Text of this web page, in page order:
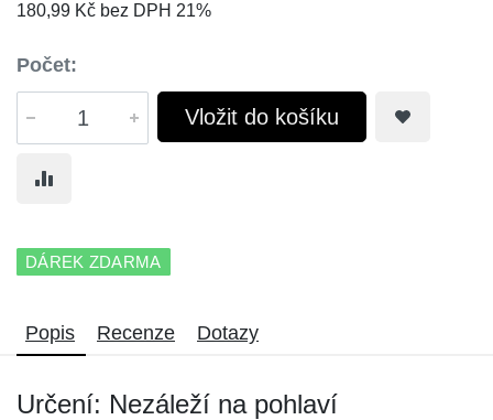
180,99 Kč bez DPH 21%
Počet:
Vložit do košíku
DÁREK ZDARMA
Popis Recenze Dotazy
Určení: Nezáleží na pohlaví